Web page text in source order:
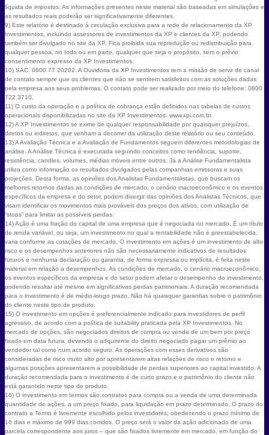
líquida de impostos. As informações presentes neste material são baseadas em simulações e
os resultados reais poderão ser significativamente diferentes.
9) Este relatório é destinado à circulação exclusiva para a rede de relacionamento da XP
Investimentos, incluindo assessores de investimentos da XP e clientes da XP, podendo
também ser divulgado no site da XP. Fica proibida sua reprodução ou redistribuição para
qualquer pessoa, no todo ou em parte, qualquer que seja o propósito, sem o prévio
consentimento expresso da XP Investimentos.
10) SAC. 0800 77 20202. A Ouvidoria da XP Investimentos tem a missão de servir de canal
de contato sempre que os clientes que não se sentirem satisfeitos com as soluções dadas
pela empresa aos seus problemas. O contato pode ser realizado por meio do telefone: 0800
722 3710.
11) O custo da operação e a política de cobrança estão definidos nas tabelas de custos
operacionais disponibilizadas no site da XP Investimentos: www.xpi.com.br.
12) A XP Investimentos se exime de qualquer responsabilidade por quaisquer prejuízos,
diretos ou indiretos, que venham a decorrer da utilização deste relatório ou seu conteúdo.
13) A Avaliação Técnica e a Avaliação de Fundamentos seguem diferentes metodologias de
análise. A Análise Técnica é executada seguindo conceitos como tendência, suporte,
resistência, candles, volumes, médias móveis entre outros. Já a Análise Fundamentalista
utiliza como informação os resultados divulgados pelas companhias emissoras e suas
projeções. Desta forma, as opiniões dos Analistas Fundamentalistas, que buscam os
melhores retornos dadas as condições de mercado, o cenário macroeconômico e os eventos
específicos da empresa e do setor, podem divergir das opiniões dos Analistas Técnicos, que
visam identificar os movimentos mais prováveis dos preços dos ativos, com utilização de
“stops” para limitar as possíveis perdas.
14) Ação é uma fração do capital de uma empresa que é negociada no mercado. É um título
de renda variável, ou seja, um investimento no qual a rentabilidade não é preestabelecida,
varia conforme as cotações de mercado. O investimento em ações é um investimento de alto
risco e os desempenhos anteriores não são necessariamente indicativos de resultados
futuros e nenhuma declaração ou garantia, de forma expressa ou implícita, é feita neste
material em relação a desempenhos. As condições de mercado, o cenário macroeconômico,
os eventos específicos da empresa e do setor podem afetar o desempenho do investimento,
podendo resultar até mesmo em significativas perdas patrimoniais. A duração recomendada
para o investimento é de médio-longo prazo. Não há quaisquer garantias sobre o patrimônio
do cliente neste tipo de produto.
15) O investimento em opções é preferencialmente indicado para investidores de perfil
agressivo, de acordo com a política de suitability praticada pela XP Investimentos. No
mercado de opções, são negociados direitos de compra ou venda de um bem por preço
fixado em data futura, devendo o adquirente do direito negociado pagar um prêmio ao
vendedor tal como num acordo seguro. As operações com esses derivativos são
consideradas de risco muito alto por apresentarem altas relações de risco e retorno e
algumas posições apresentarem a possibilidade de perdas superiores ao capital investido. A
duração recomendada para o investimento é de curto prazo e o patrimônio do cliente não
está garantido neste tipo de produto.
16) O investimento em termos são contratos para compra ou a venda de uma determinada
quantidade de ações, a um preço fixado, para liquidação em prazo determinado. O prazo do
contrato a Termo é livremente escolhido pelos investidores, obedecendo o prazo mínimo de
16 dias e máximo de 999 dias corridos. O preço será o valor da ação adicionado de uma
parcela correspondente aos juros – que são fixados livremente em mercado, em função do